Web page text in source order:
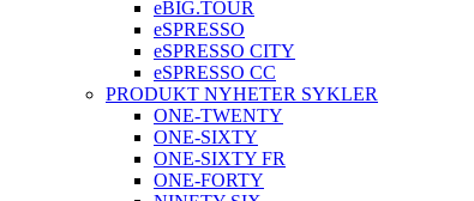
eBIG.TOUR
eSPRESSO
eSPRESSO CITY
eSPRESSO CC
PRODUKT NYHETER SYKLER
ONE-TWENTY
ONE-SIXTY
ONE-SIXTY FR
ONE-FORTY